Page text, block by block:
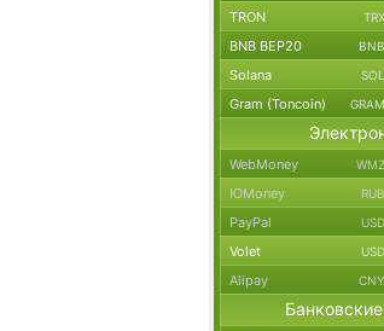
TRON TRX
BNB BEP20 BNB
Solana SOL
Gram (Toncoin) GRAM
WebMoney WMZ
ЮMoney RUB
PayPal USD
Volet USD
Alipay CNY